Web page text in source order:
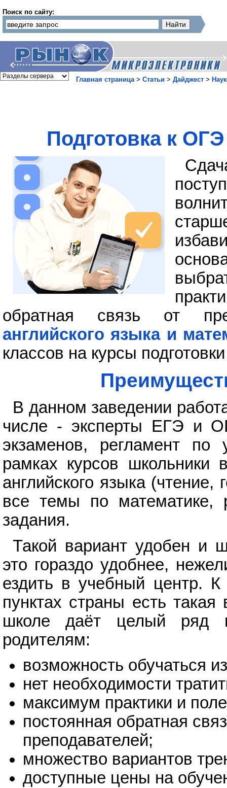
Поиск по сайту:
Главная страница> Статьи > Дайджест >
Подготовка к
обратная связь от
английского языка и
классов на курсы
В данном заведении
числе - эксперты ЕГЭ и
экзаменов, регламент
рамках курсов школьники
английского языка
все темы по математике,
задания.
Такой вариант удобен и
это гораздо удобнее,
ездить в учебный центр.
пунктах страны есть
школе даёт целый ряд
родителям:
возможность обучаться
нет необходимости
максимум практики и
постоянная обратная
преподавателей;
множество вариантов
доступные цены на